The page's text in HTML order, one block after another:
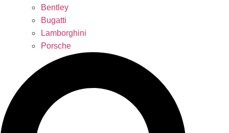
Bentley
Bugatti
Lamborghini
Porsche